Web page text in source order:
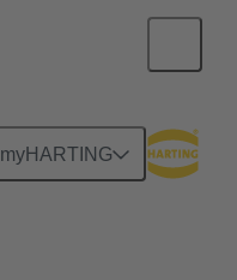
myHARTING